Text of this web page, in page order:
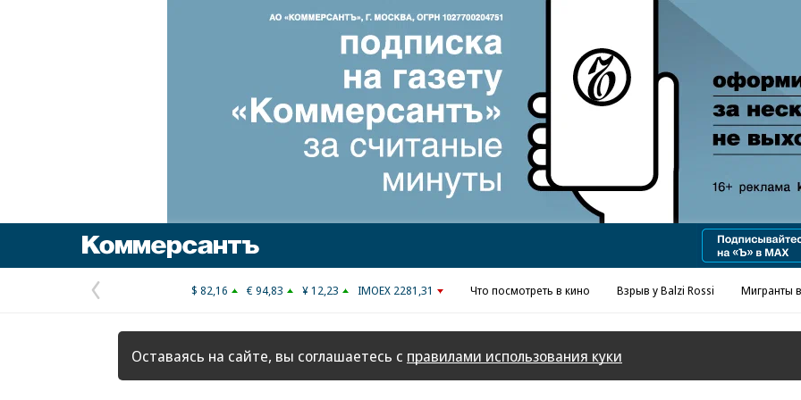
Реклама в «Ъ» www.kommersant.ru/ad
Предыдущая
страница
$ 82,16 € 94,83 ¥ 12,23 IMOEX 2281,31 Что посмотреть в кино Взрыв у Balzi Rossi Мигранты
Оставаясь на сайте, вы соглашаетесь с правилами использования куки